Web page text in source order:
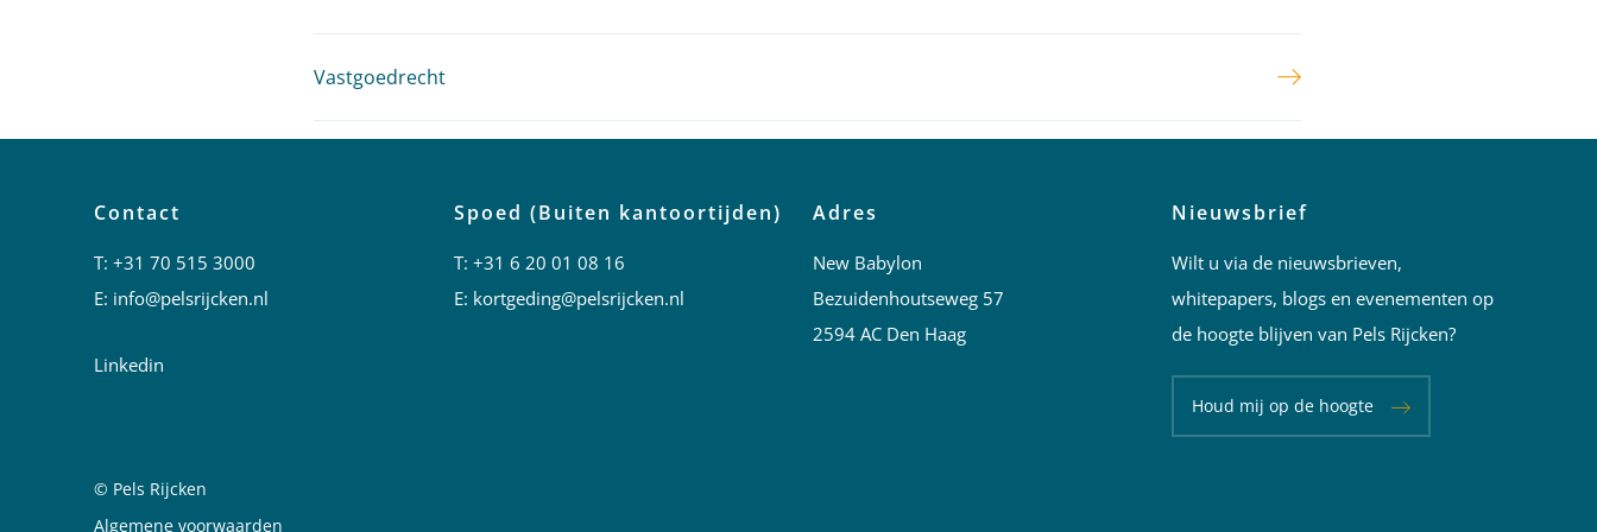
Vastgoedrecht
Contact
T:+31 70 515 3000
E: info@pelsrijcken.nl
Linkedin
Spoed (Buiten kantoortijden)
T: +31 6 20 01 08 16
E: kortgeding@pelsrijcken.nl
Adres
New Babylon
Bezuidenhoutseweg 57
2594 AC Den Haag
Nieuwsbrief
Wilt u via de nieuwsbrieven,
whitepapers, blogs en evenementen op
de hoogte blijven van Pels Rijcken?
Houd mij op de hoogte
Juridische informatie
© Pels Rijcken
Algemene voorwaarden